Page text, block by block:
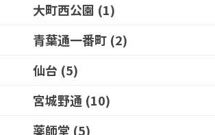
大町西公園 (1)
青葉通一番町 (2)
仙台 (5)
宮城野通 (10)
薬師堂 (5)